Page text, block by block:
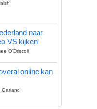
naar
VS kijken
O'Driscoll
online kan
Garland